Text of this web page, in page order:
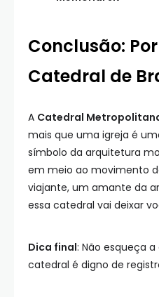
Conclusão:
Catedral de
A Catedral
mais que uma igreja é
símbolo da arquitetura
em meio ao movimento
viajante, um amante da
essa catedral vai deixar
Dica final: Não esqueça
catedral é digno de